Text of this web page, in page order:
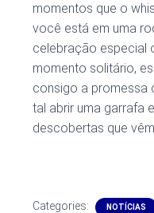
momentos que o
você está em uma
celebração especial
momento solitário,
consigo a promessa
tal abrir uma garrafa
descobertas que
Categories: NOTÍCIAS